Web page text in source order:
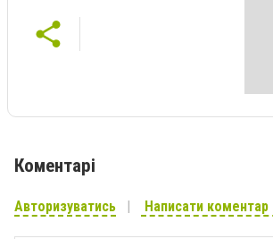
Коментарі
Авторизуватись Написати коментар